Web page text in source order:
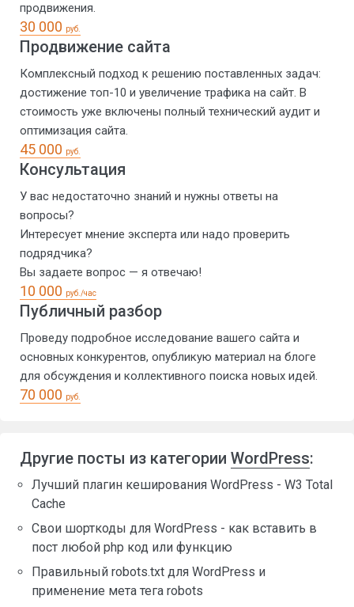
продвижения.
30 000 руб.
Продвижение сайта
Комплексный подход к решению поставленных задач:
достижение топ-10 и увеличение трафика на сайт. В
стоимость уже включены полный технический аудит и
оптимизация сайта.
45 000 руб.
Консультация
У вас недостаточно знаний и нужны ответы на
вопросы?
Интересует мнение эксперта или надо проверить
подрядчика?
Вы задаете вопрос — я отвечаю!
10 000 руб./час
Публичный разбор
Проведу подробное исследование вашего сайта и
основных конкурентов, опубликую материал на блоге
для обсуждения и коллективного поиска новых идей.
70 000 руб.
Другие посты из категории WordPress:
Лучший плагин кеширования WordPress - W3 Total
Cache
Свои шорткоды для WordPress - как вставить в
пост любой php код или функцию
Правильный robots.txt для WordPress и
применение мета тега robots